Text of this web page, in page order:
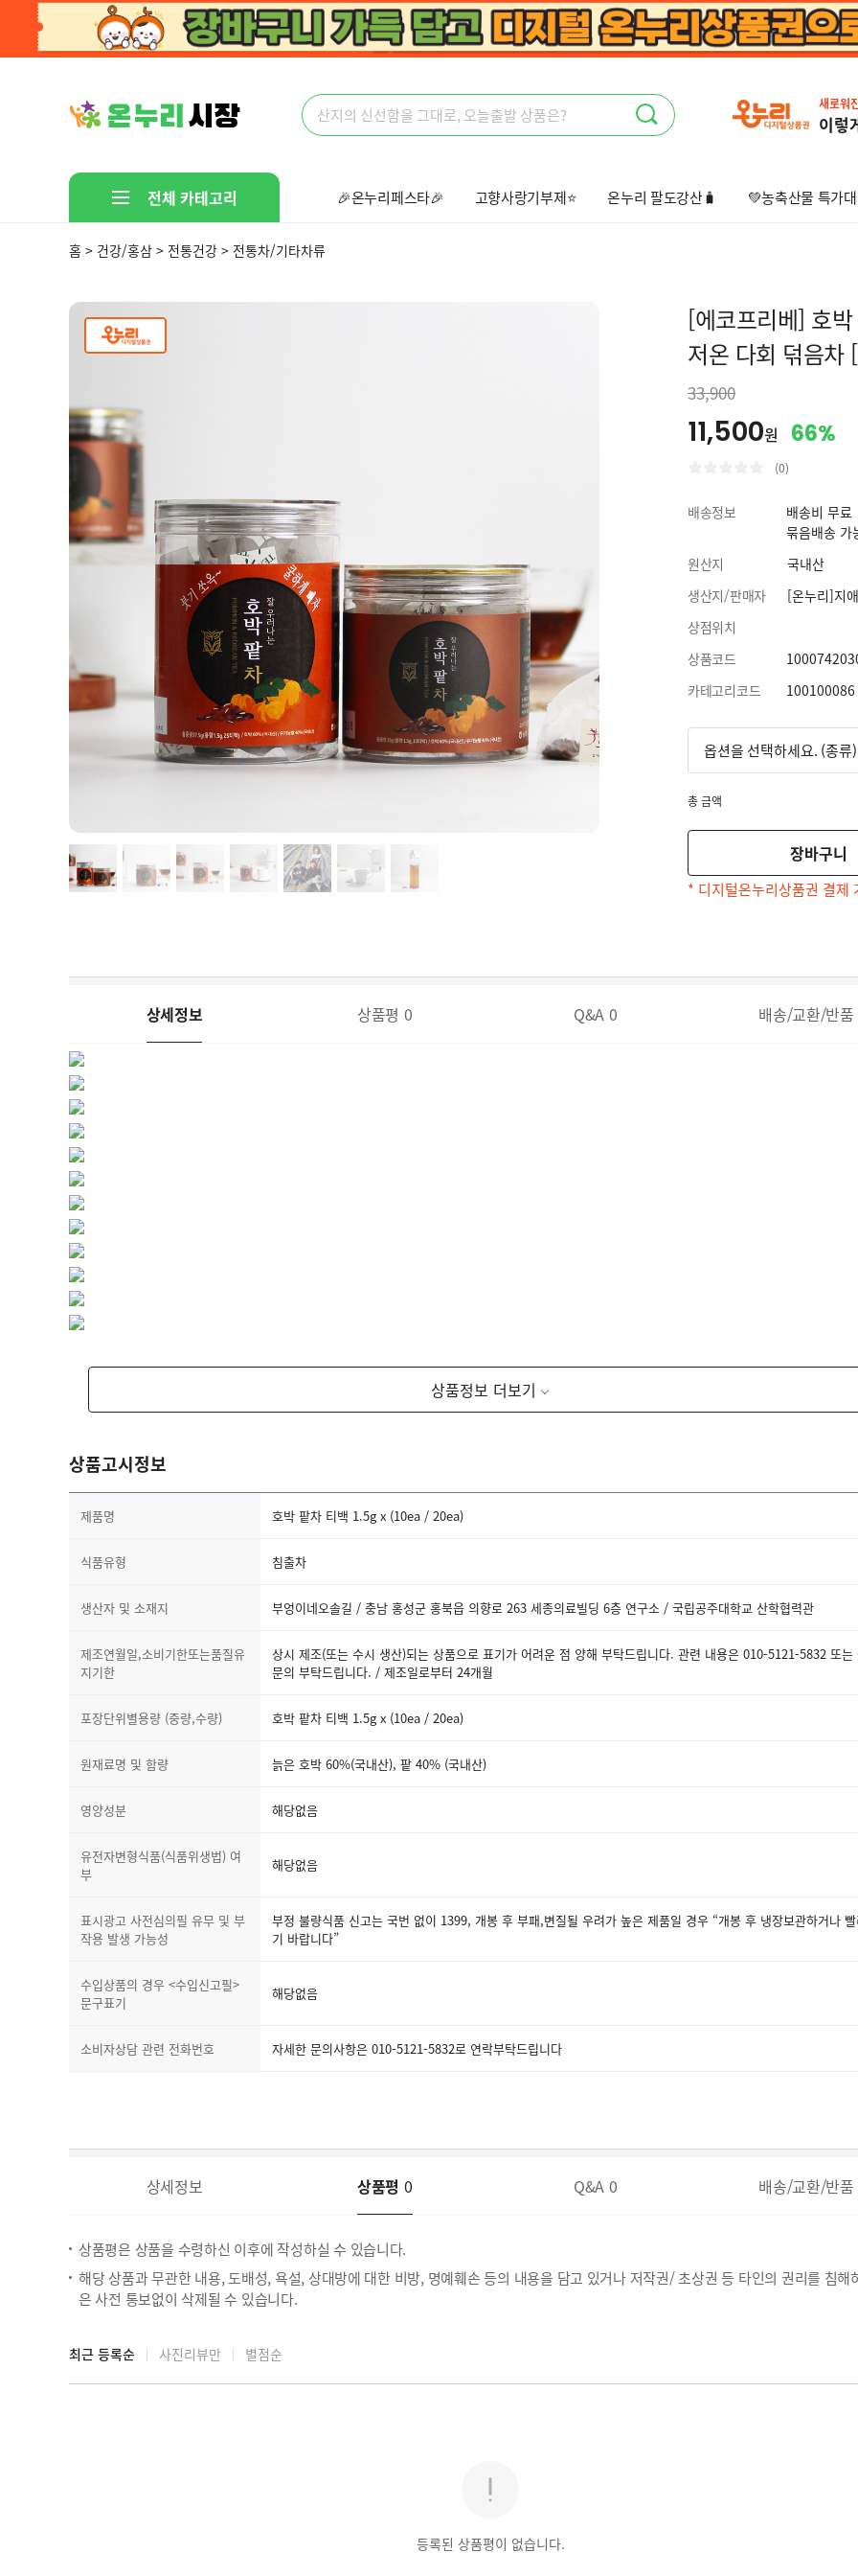
새로워
이렇
전체 카테고리
지금인기많은상품
뷰티
잡화
의류
🎉온누리페스타🎉 고향사랑기부제⭐ 온누리 팔도강산🧳 💚농축산물 특가
홈 > 건강/홍삼 > 전통건강 > 전통차/기타차류
[에코프리베] 호
저온 다회 덖음차
33,900
11,500원 66%
(0)
배송정보
배송비 무료
묶음배송 가
원산지
국내산
생산지/판매자
[온누리]지애
상점위치
상품코드
카테고리코드
100100086
총 금액
장바구니
* 디지털온누리상품권 결제
상세정보 상품평 0 Q&A 0 배송/교환/반품
상품정보
상품고시정보
제품명 호박 팥차 티백 1.5g x (10ea / 20ea)
식품유형 침출차
생산자 및 소재지 부엉이네오솔길 / 충남 홍성군 홍북읍 의향로 263 세종의료빌딩 6층 연구소 / 국립공주대학교 산학협력관
제조연월일,소비기한또는품질유
지기한
상시 제조(또는 수시 생산)되는 상품으로 표기가 어려운 점 양해 부탁드립니다. 관련 내용은 010-5121-5832 또
문의 부탁드립니다. / 제조일로부터 24개월
포장단위별용량 (중량,수량) 호박 팥차 티백 1.5g x (10ea / 20ea)
원재료명 및 함량 늙은 호박 60%(국내산), 팥 40% (국내산)
영양성분 해당없음
유전자변형식품(식품위생법) 여
부
해당없음
표시광고 사전심의필 유무 및 부
작용 발생 가능성
부정 불량식품 신고는 국번 없이 1399, 개봉 후 부패,변질될 우려가 높은 제품일 경우 “개봉 후 냉장보관하거나
기 바랍니다”
수입상품의 경우 <수입신고필>
문구표기
해당없음
소비자상담 관련 전화번호 자세한 문의사항은 010-5121-5832로 연락부탁드립니다
상세정보 상품평 0 Q&A 0 배송/교환/반품
상품평은 상품을 수령하신 이후에 작성하실 수 있습니다.
해당 상품과 무관한 내용, 도배성, 욕설, 상대방에 대한 비방, 명예훼손 등의 내용을 담고 있거나 저작권/ 초상권 등 타인의 권리를 침해
은 사전 통보없이 삭제될 수 있습니다.
최근 등록순 사진리뷰만 별점순
등록된 상품평이 없습니다.